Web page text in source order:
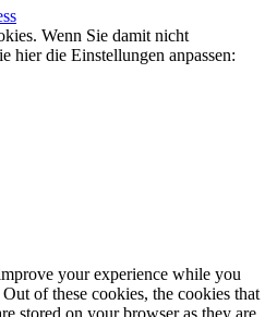
Wenn Sie damit nicht
hier die Einstellungen anpassen:
your experience while you
of these cookies, the cookies that
stored on your browser as they are